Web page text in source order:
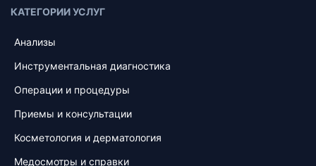
КАТЕГОРИИ УСЛУГ
Анализы
Инструментальная диагностика
Операции и процедуры
Приемы и консультации
Косметология и дерматология
Медосмотры и справки